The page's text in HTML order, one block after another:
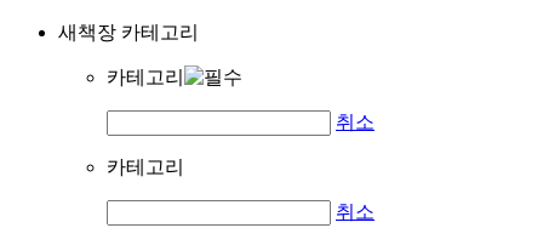
새책장 카테고리
카테고리
취소
카테고리
취소